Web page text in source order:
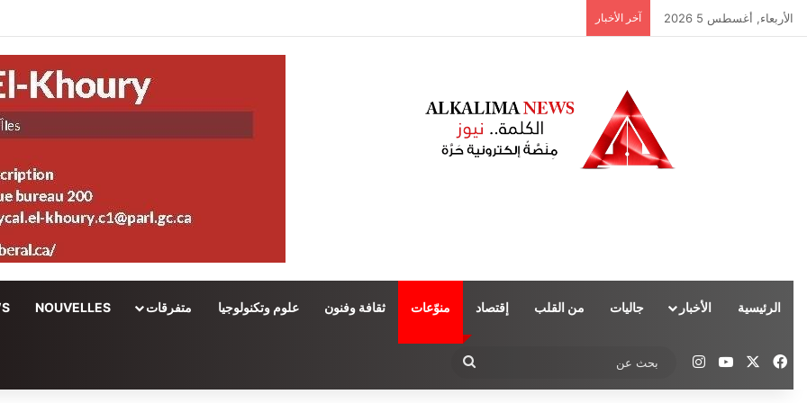
الأربعاء, أغسطس 5 2026 آخر الأخبار
الرئيسية الأخبار جاليات من القلب إقتصاد منوّعات ثقافة وفنون علوم وتكنولوجيا متفرقات NOUVELLES
فيسبوك ‫YouTubeانستقرام
عن